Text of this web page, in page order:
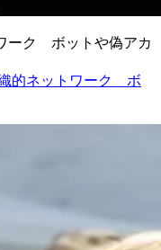
ーク ボットや偽アカ
的ネットワーク ボ